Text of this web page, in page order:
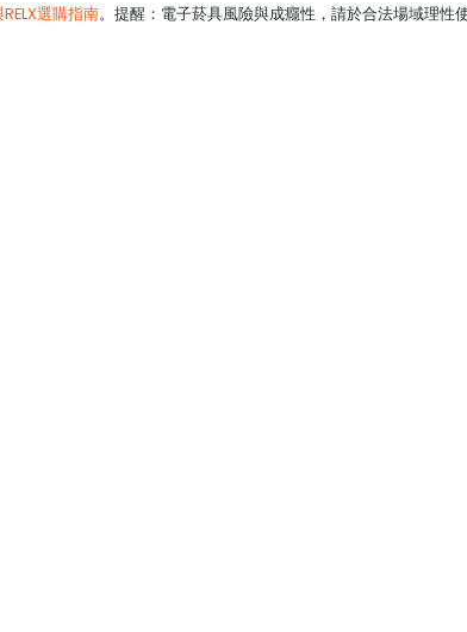
選購指南。提醒：電子菸具風險與成癮性，請於合法場域理性